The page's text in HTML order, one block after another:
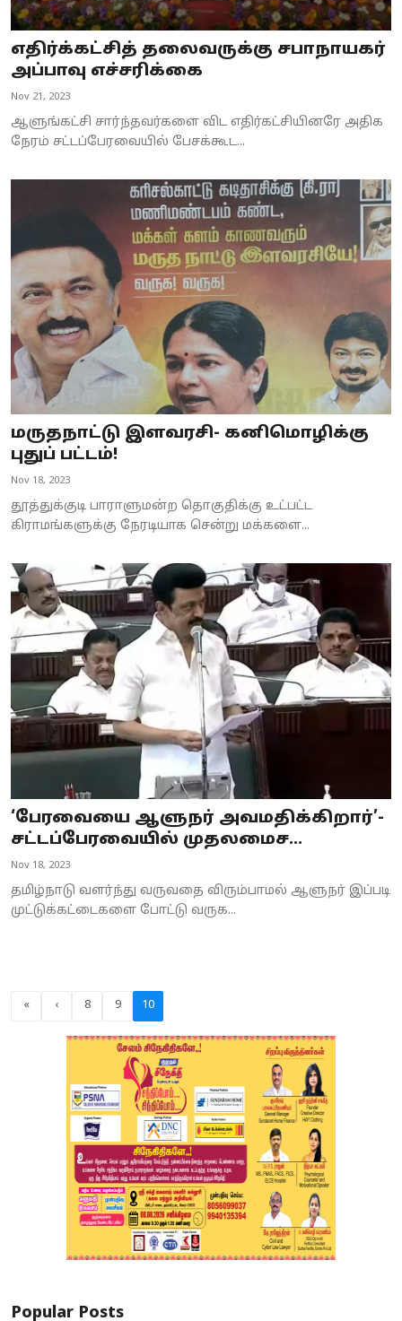
எதிர்க்கட்சித் தலைவருக்கு சபாநாயகர்
அப்பாவு எச்சரிக்கை
Nov 21, 2023
ஆளுங்கட்சி சார்ந்தவர்களை விட எதிர்கட்சியினரே அதிக
நேரம் சட்டப்பேரவையில் பேசக்கூட...
மருதநாட்டு இளவரசி- கனிமொழிக்கு
புதுப் பட்டம்!
Nov 18, 2023
தூத்துக்குடி பாராளுமன்ற தொகுதிக்கு உட்பட்ட
கிராமங்களுக்கு நேரடியாக சென்று மக்களை...
‘பேரவையை ஆளுநர் அவமதிக்கிறார்’-
சட்டப்பேரவையில் முதலமைச...
Nov 18, 2023
தமிழ்நாடு வளர்ந்து வருவதை விரும்பாமல் ஆளுநர் இப்படி
முட்டுக்கட்டைகளை போட்டு வருக...
« ‹ 8 9 10
Popular Posts